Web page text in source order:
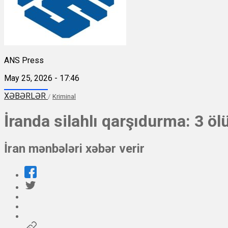
ANS Press
May 25, 2026 - 17:46
XƏBƏRLƏR / Kriminal
İranda silahlı qarşıdurma: 3
İran mənbələri xəbər verir